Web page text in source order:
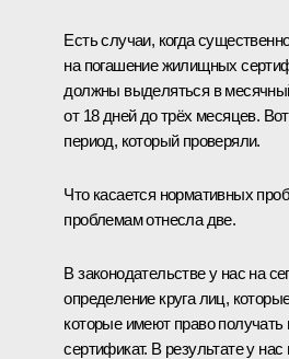
Есть случаи, когда
на погашение жилищных
должны выделяться в
от 18 дней до трёх месяцев.
период, который проверяли.
Что касается нормативных
проблемам отнесла две.
В законодательстве у нас на
определение круга лиц,
которые имеют право
сертификат. В результате у